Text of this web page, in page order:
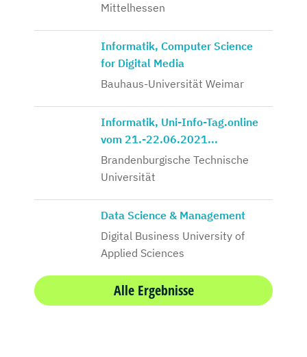
Mittelhessen
Informatik, Computer Science
for Digital Media
Bauhaus-Universität Weimar
Informatik, Uni-Info-Tag.online
vom 21.-22.06.2021...
Brandenburgische Technische
Universität
Data Science & Management
Digital Business University of
Applied Sciences
Alle Ergebnisse